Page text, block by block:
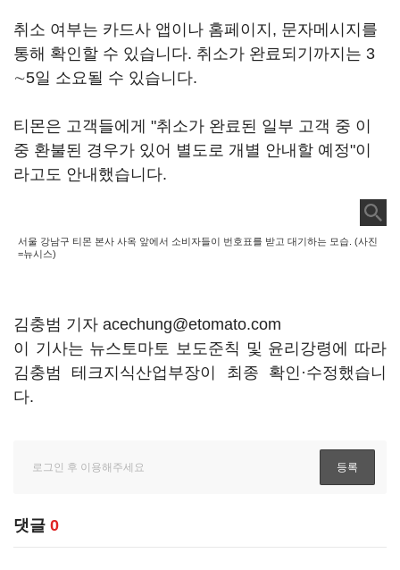
취소 여부는 카드사 앱이나 홈페이지, 문자메시지를
통해 확인할 수 있습니다. 취소가 완료되기까지는 3
∼5일 소요될 수 있습니다.
티몬은 고객들에게 "취소가 완료된 일부 고객 중 이
중 환불된 경우가 있어 별도로 개별 안내할 예정"이
라고도 안내했습니다.
서울 강남구 티몬 본사 사옥 앞에서 소비자들이 번호표를 받고 대기하는 모습. (사진
=뉴시스)
김충범 기자 acechung@etomato.com
이 기사는 뉴스토마토 보도준칙 및 윤리강령에 따라
김충범 테크지식산업부장이 최종 확인·수정했습니
다.
댓글 0